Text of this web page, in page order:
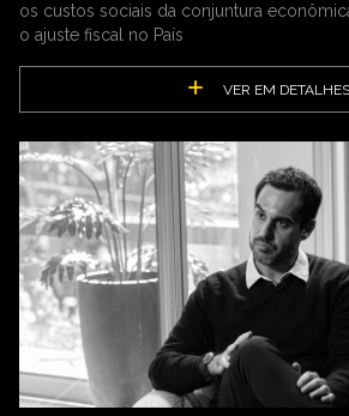
os custos sociais da conjuntura
o ajuste fiscal no País
VER EM DETALHES